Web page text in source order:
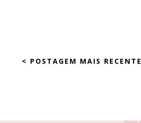
< POSTAGEM MAIS RECENTE